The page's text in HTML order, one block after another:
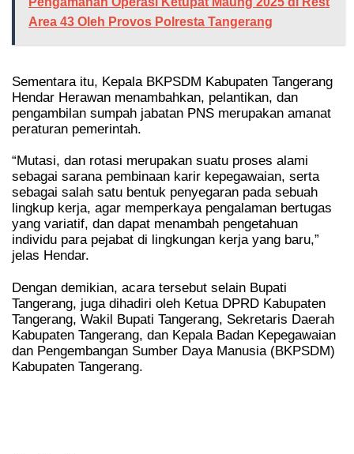
Area 43 Oleh Provos Polresta Tangerang
Sementara itu, Kepala BKPSDM Kabupaten Tangerang
Hendar Herawan menambahkan, pelantikan, dan
pengambilan sumpah jabatan PNS merupakan amanat
peraturan pemerintah.
“Mutasi, dan rotasi merupakan suatu proses alami
sebagai sarana pembinaan karir kepegawaian, serta
sebagai salah satu bentuk penyegaran pada sebuah
lingkup kerja, agar memperkaya pengalaman bertugas
yang variatif, dan dapat menambah pengetahuan
individu para pejabat di lingkungan kerja yang baru,”
jelas Hendar.
Dengan demikian, acara tersebut selain Bupati
Tangerang, juga dihadiri oleh Ketua DPRD Kabupaten
Tangerang, Wakil Bupati Tangerang, Sekretaris Daerah
Kabupaten Tangerang, dan Kepala Badan Kepegawaian
dan Pengembangan Sumber Daya Manusia (BKPSDM)
Kabupaten Tangerang.